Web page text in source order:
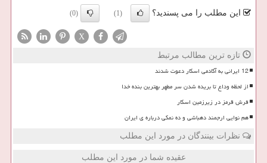
این مطلب را می پسندید؟ (1)
(0)
X
تازه ترین مطالب مرتبط
12 ایرانی به آکادمی اسکار دعوت شدند
از لحظه وداع تا بریده شدن سر مطهر بهترین بنده خدا
فرش قرمز در زیرزمین اسکار
هم نوایی ارجمند دهباشی و ده نمکی درباره ی ایران
نظرات بینندگان در مورد این مطلب
عقیده شما در مورد این مطلب